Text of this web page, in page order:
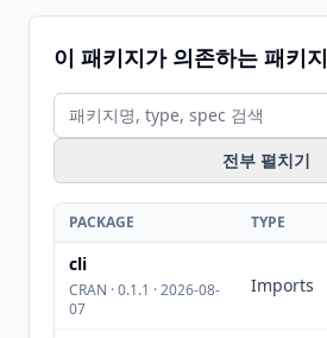
이 패키지가 의존하는 패키지
전부 펼치기
PACKAGE TYPE
cli
CRAN · 0.1.1 · 2026-08-
07
Imports